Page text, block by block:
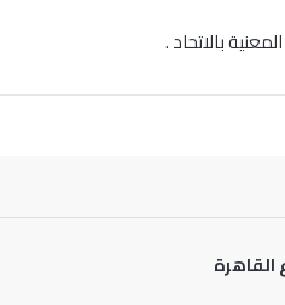
بالاتحاد .
القاهرة